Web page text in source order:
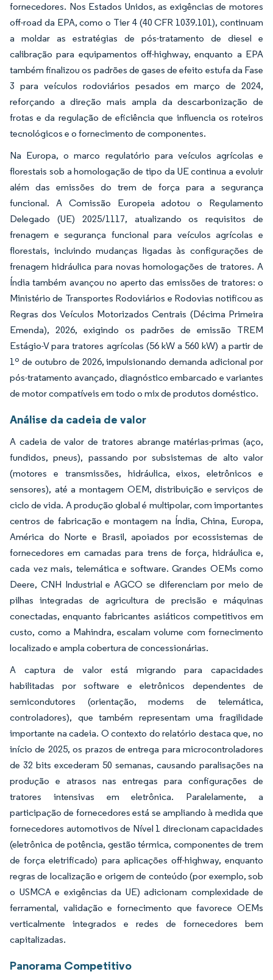
fornecedores. Nos Estados Unidos, as exigências de motores
off-road da EPA, como o Tier 4 (40 CFR 1039.101), continuam
a moldar as estratégias de pós-tratamento de diesel e
calibração para equipamentos off-highway, enquanto a EPA
também finalizou os padrões de gases de efeito estufa da Fase
3 para veículos rodoviários pesados em março de 2024,
reforçando a direção mais ampla da descarbonização de
frotas e da regulação de eficiência que influencia os roteiros
tecnológicos e o fornecimento de componentes.
Na Europa, o marco regulatório para veículos agrícolas e
florestais sob a homologação de tipo da UE continua a evoluir
além das emissões do trem de força para a segurança
funcional. A Comissão Europeia adotou o Regulamento
Delegado (UE) 2025/1117, atualizando os requisitos de
frenagem e segurança funcional para veículos agrícolas e
florestais, incluindo mudanças ligadas às configurações de
frenagem hidráulica para novas homologações de tratores. A
Índia também avançou no aperto das emissões de tratores: o
Ministério de Transportes Rodoviários e Rodovias notificou as
Regras dos Veículos Motorizados Centrais (Décima Primeira
Emenda), 2026, exigindo os padrões de emissão TREM
Estágio-V para tratores agrícolas (56 kW a 560 kW) a partir de
1º de outubro de 2026, impulsionando demanda adicional por
pós-tratamento avançado, diagnóstico embarcado e variantes
de motor compatíveis em todo o mix de produtos doméstico.
Análise da cadeia de valor
A cadeia de valor de tratores abrange matérias-primas (aço,
fundidos, pneus), passando por subsistemas de alto valor
(motores e transmissões, hidráulica, eixos, eletrônicos e
sensores), até a montagem OEM, distribuição e serviços de
ciclo de vida. A produção global é multipolar, com importantes
centros de fabricação e montagem na Índia, China, Europa,
América do Norte e Brasil, apoiados por ecossistemas de
fornecedores em camadas para trens de força, hidráulica e,
cada vez mais, telemática e software. Grandes OEMs como
Deere, CNH Industrial e AGCO se diferenciam por meio de
pilhas integradas de agricultura de precisão e máquinas
conectadas, enquanto fabricantes asiáticos competitivos em
custo, como a Mahindra, escalam volume com fornecimento
localizado e ampla cobertura de concessionárias.
A captura de valor está migrando para capacidades
habilitadas por software e eletrônicos dependentes de
semicondutores (orientação, modems de telemática,
controladores), que também representam uma fragilidade
importante na cadeia. O contexto do relatório destaca que, no
início de 2025, os prazos de entrega para microcontroladores
de 32 bits excederam 50 semanas, causando paralisações na
produção e atrasos nas entregas para configurações de
tratores intensivas em eletrônica. Paralelamente, a
participação de fornecedores está se ampliando à medida que
fornecedores automotivos de Nível 1 direcionam capacidades
(eletrônica de potência, gestão térmica, componentes de trem
de força eletrificado) para aplicações off-highway, enquanto
regras de localização e origem de conteúdo (por exemplo, sob
o USMCA e exigências da UE) adicionam complexidade de
ferramental, validação e fornecimento que favorece OEMs
verticalmente integrados e redes de fornecedores bem
capitalizadas.
Panorama Competitivo